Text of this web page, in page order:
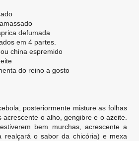
defumada
em 4 partes.
china espremido
do reino a gosto
posteriormente misture as folhas
acrescente o alho, gengibre e o azeite.
bem murchas, acrescente a
realçará o sabor da chicória) e mexa